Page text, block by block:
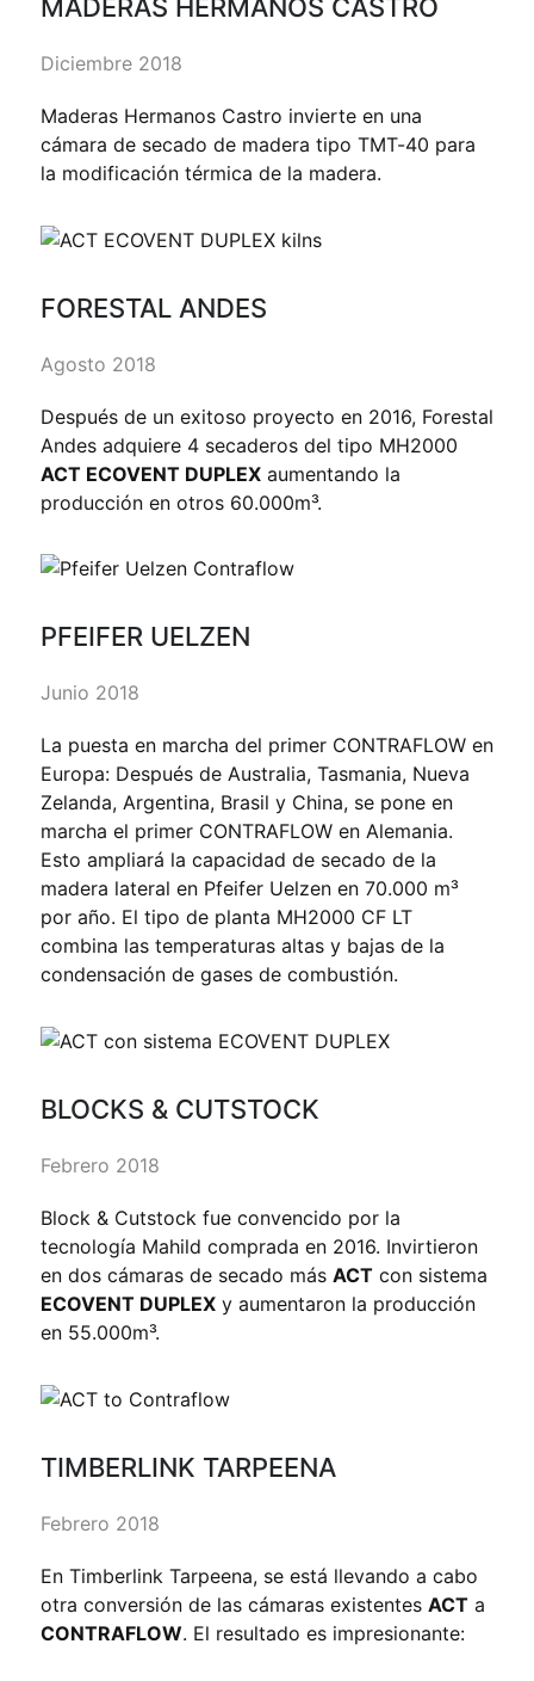
MADERAS HERMANOS CASTRO
Diciembre 2018
Maderas Hermanos Castro invierte en una
cámara de secado de madera tipo TMT-40 para
la modificación térmica de la madera.
FORESTAL ANDES
Agosto 2018
Después de un exitoso proyecto en 2016, Forestal
Andes adquiere 4 secaderos del tipo MH2000
ACT ECOVENT DUPLEX aumentando la
producción en otros 60.000m³.
PFEIFER UELZEN
Junio 2018
La puesta en marcha del primer CONTRAFLOW en
Europa: Después de Australia, Tasmania, Nueva
Zelanda, Argentina, Brasil y China, se pone en
marcha el primer CONTRAFLOW en Alemania.
Esto ampliará la capacidad de secado de la
madera lateral en Pfeifer Uelzen en 70.000 m³
por año. El tipo de planta MH2000 CF LT
combina las temperaturas altas y bajas de la
condensación de gases de combustión.
BLOCKS & CUTSTOCK
Febrero 2018
Block & Cutstock fue convencido por la
tecnología Mahild comprada en 2016. Invirtieron
en dos cámaras de secado más ACT con sistema
ECOVENT DUPLEX y aumentaron la producción
en 55.000m³.
TIMBERLINK TARPEENA
Febrero 2018
En Timberlink Tarpeena, se está llevando a cabo
otra conversión de las cámaras existentes ACT a
CONTRAFLOW. El resultado es impresionante: